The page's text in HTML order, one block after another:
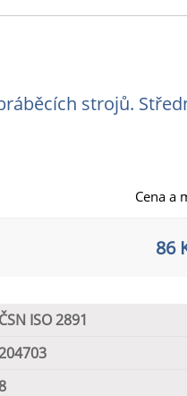
strojů.
Cena a
86
ČSN ISO 2891
8